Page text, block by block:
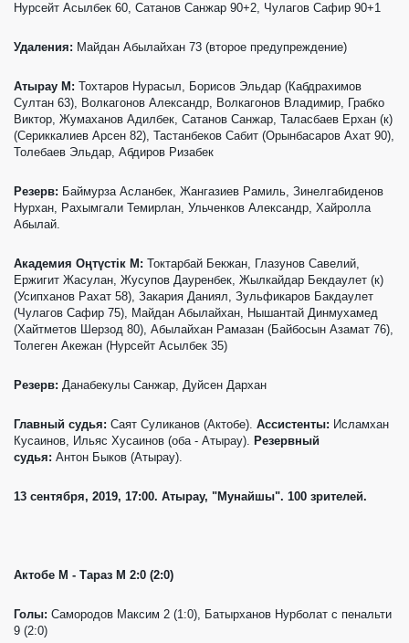
Нурсейт Асылбек 60, Сатанов Санжар 90+2, Чулагов Сафир 90+1
Удаления: Майдан Абылайхан 73 (второе предупреждение)
Атырау М: Тохтаров Нурасыл, Борисов Эльдар (Кабдрахимов
Султан 63), Волкагонов Александр, Волкагонов Владимир, Грабко
Виктор, Жумаханов Адилбек, Сатанов Санжар, Таласбаев Ерхан (к)
(Сериккалиев Арсен 82), Тастанбеков Сабит (Орынбасаров Ахат 90),
Толебаев Эльдар, Абдиров Ризабек
Резерв: Баймурза Асланбек, Жангазиев Рамиль, Зинелгабиденов
Нурхан, Рахымгали Темирлан, Ульченков Александр, Хайролла
Абылай.
Академия Оңтүстік М: Токтарбай Бекжан, Глазунов Савелий,
Ержигит Жасулан, Жусупов Дауренбек, Жылкайдар Бекдаулет (к)
(Усипханов Рахат 58), Закария Даниял, Зульфикаров Бакдаулет
(Чулагов Сафир 75), Майдан Абылайхан, Нышантай Динмухамед
(Хайтметов Шерзод 80), Абылайхан Рамазан (Байбосын Азамат 76),
Толеген Акежан (Нурсейт Асылбек 35)
Резерв: Данабекулы Санжар, Дуйсен Дархан
Главный судья: Саят Суликанов (Актобе). Ассистенты: Исламхан
Кусаинов, Ильяс Хусаинов (оба - Атырау). Резервный
судья: Антон Быков (Атырау).
13 сентября, 2019, 17:00. Атырау, "Мунайшы". 100 зрителей.
Актобе М - Тараз М 2:0 (2:0)
Голы: Самородов Максим 2 (1:0), Батырханов Нурболат с пенальти
9 (2:0)